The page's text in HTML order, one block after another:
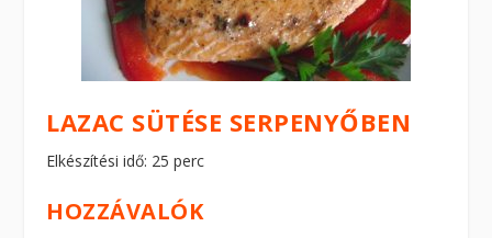
LAZAC SÜTÉSE SERPENYŐBEN
Elkészítési idő: 25 perc
HOZZÁVALÓK